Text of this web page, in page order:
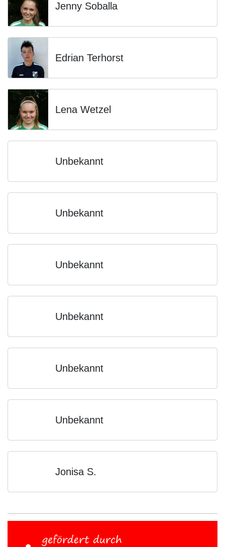
Jenny Soballa
Edrian Terhorst
Lena Wetzel
Unbekannt
Unbekannt
Unbekannt
Unbekannt
Unbekannt
Unbekannt
Jonisa S.